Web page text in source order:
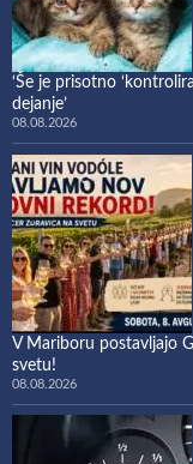
‘Še je prisotno
dejanje’
08.08.2026
V Mariboru postavljajo
svetu!
08.08.2026